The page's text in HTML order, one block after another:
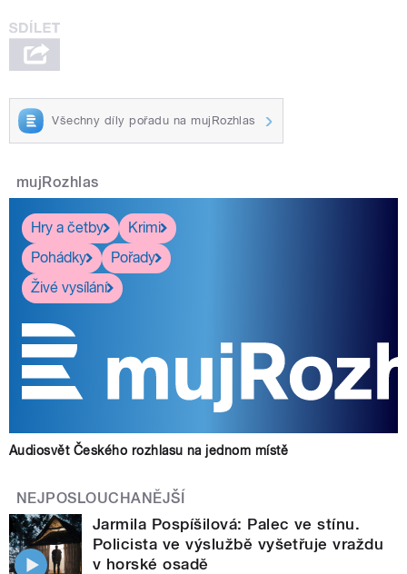
Všechny díly pořadu na mujRozhlas
mujRozhlas
Hry a četby
Krimi
Pohádky
Pořady
Živé vysílání
Audiosvět Českého rozhlasu na jednom místě
NEJPOSLOUCHANĚJŠÍ
Jarmila Pospíšilová: Palec ve stínu.
Policista ve výslužbě vyšetřuje vraždu
v horské osadě